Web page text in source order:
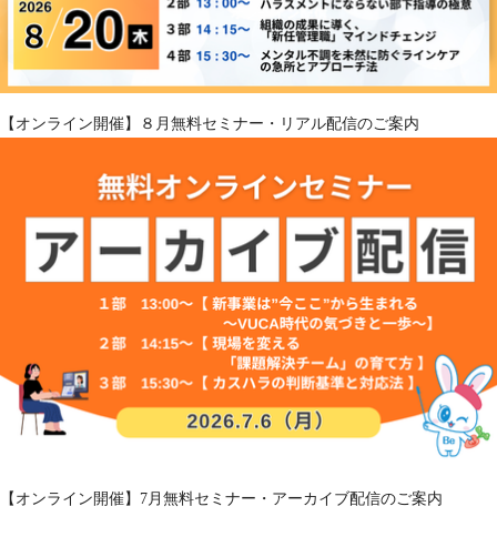
【オンライン開催】８月無料セミナー・リアル配信のご案内
【オンライン開催】7月無料セミナー・アーカイブ配信のご案内